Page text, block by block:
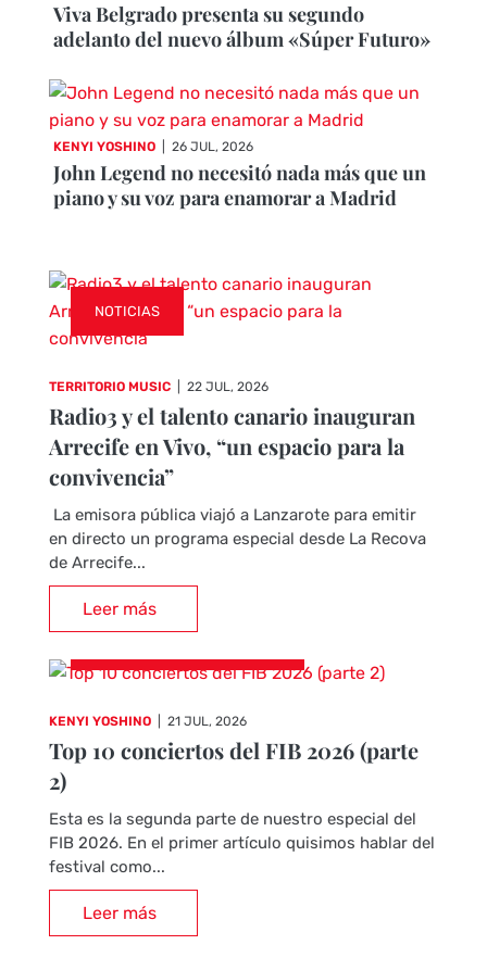
Viva Belgrado presenta su segundo
adelanto del nuevo álbum «Súper Futuro»
KENYI YOSHINO 26 JUL, 2026
John Legend no necesitó nada más que un
piano y su voz para enamorar a Madrid
NOTICIAS
TERRITORIO MUSIC 22 JUL, 2026
Radio3 y el talento canario inauguran
Arrecife en Vivo, “un espacio para la
convivencia”
La emisora pública viajó a Lanzarote para emitir
en directo un programa especial desde La Recova
de Arrecife...
Leer más
KENYI YOSHINO 21 JUL, 2026
Top 10 conciertos del FIB 2026 (parte
2)
Esta es la segunda parte de nuestro especial del
FIB 2026. En el primer artículo quisimos hablar del
festival como...
Leer más